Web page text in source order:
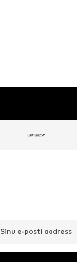
Sinu e-posti aadress